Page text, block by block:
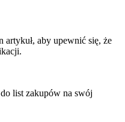
artykuł, aby upewnić się, że
list zakupów na swój